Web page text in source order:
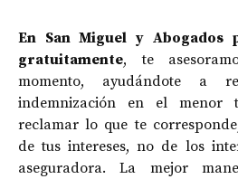
En San Miguel y Abogados
gratuitamente, te
momento, ayudándote a
indemnización en el menor
reclamar lo que te
de tus intereses, no de los
aseguradora. La mejor